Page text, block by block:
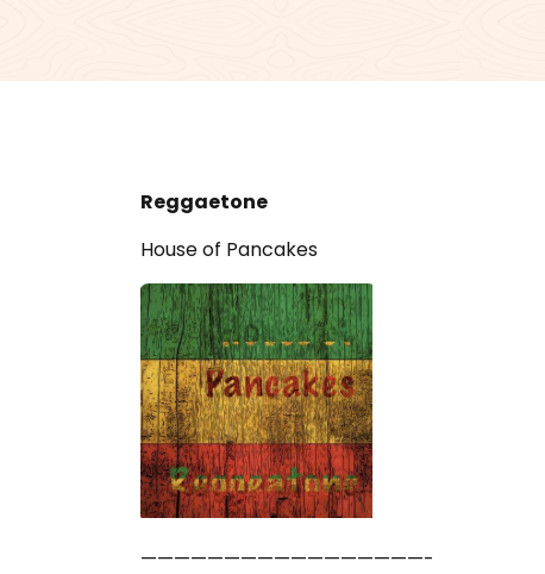
Reggaetone
House of Pancakes
—————————————————-